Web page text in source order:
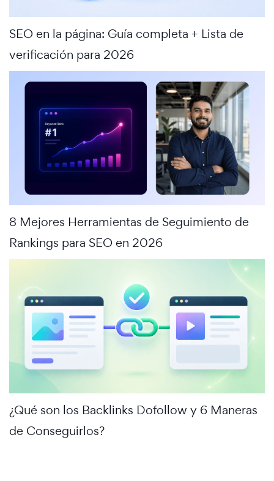
SEO en la página: Guía completa + Lista de
verificación para 2026
8 Mejores Herramientas de Seguimiento de
Rankings para SEO en 2026
¿Qué son los Backlinks Dofollow y 6 Maneras
de Conseguirlos?